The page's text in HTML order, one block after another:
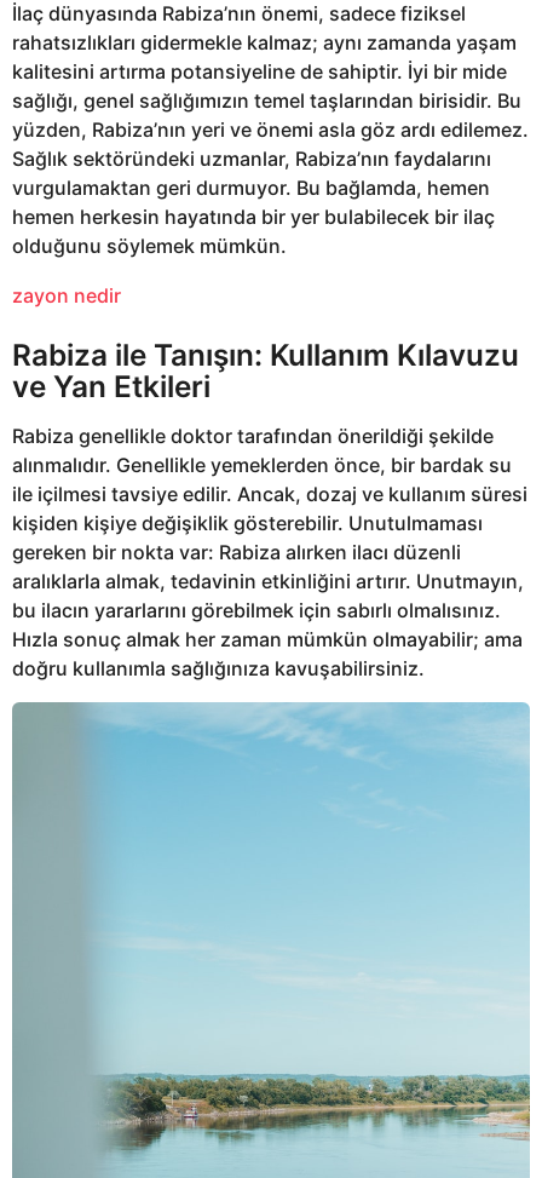
İlaç dünyasında Rabiza’nın önemi, sadece fiziksel
rahatsızlıkları gidermekle kalmaz; aynı zamanda yaşam
kalitesini artırma potansiyeline de sahiptir. İyi bir mide
sağlığı, genel sağlığımızın temel taşlarından birisidir. Bu
yüzden, Rabiza’nın yeri ve önemi asla göz ardı edilemez.
Sağlık sektöründeki uzmanlar, Rabiza’nın faydalarını
vurgulamaktan geri durmuyor. Bu bağlamda, hemen
hemen herkesin hayatında bir yer bulabilecek bir ilaç
olduğunu söylemek mümkün.
zayon nedir
Rabiza ile Tanışın: Kullanım Kılavuzu
ve Yan Etkileri
Rabiza genellikle doktor tarafından önerildiği şekilde
alınmalıdır. Genellikle yemeklerden önce, bir bardak su
ile içilmesi tavsiye edilir. Ancak, dozaj ve kullanım süresi
kişiden kişiye değişiklik gösterebilir. Unutulmaması
gereken bir nokta var: Rabiza alırken ilacı düzenli
aralıklarla almak, tedavinin etkinliğini artırır. Unutmayın,
bu ilacın yararlarını görebilmek için sabırlı olmalısınız.
Hızla sonuç almak her zaman mümkün olmayabilir; ama
doğru kullanımla sağlığınıza kavuşabilirsiniz.